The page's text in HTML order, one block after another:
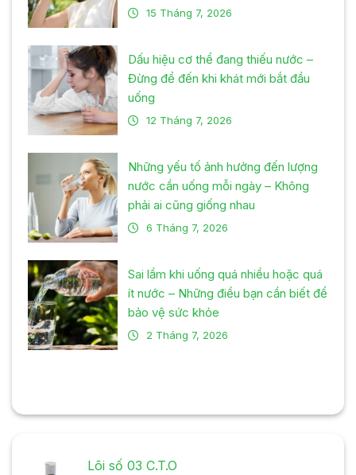
15 Tháng 7, 2026
Dấu hiệu cơ thể đang thiếu nước –
Đừng để đến khi khát mới bắt đầu
uống
12 Tháng 7, 2026
Những yếu tố ảnh hưởng đến lượng
nước cần uống mỗi ngày – Không
phải ai cũng giống nhau
6 Tháng 7, 2026
Sai lầm khi uống quá nhiều hoặc quá
ít nước – Những điều bạn cần biết để
bảo vệ sức khỏe
2 Tháng 7, 2026
Lõi số 03 C.T.O